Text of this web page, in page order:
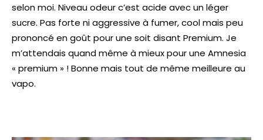
selon moi. Niveau odeur c’est acide avec un léger
sucre. Pas forte ni aggressive à fumer, cool mais peu
prononcé en goût pour une soit disant Premium. Je
m’attendais quand même à mieux pour une Amnesia
« premium » ! Bonne mais tout de même meilleure au
vapo.